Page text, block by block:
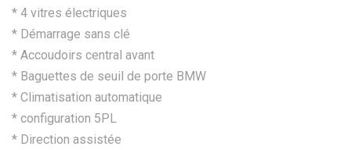
* ⁠4 vitres électriques
* Démarrage sans clé
* ⁠Accoudoirs central avant
*⁠ ⁠Baguettes de seuil de porte BMW
*⁠ ⁠Climatisation automatique
*⁠ ⁠configuration 5PL
*⁠ ⁠Direction assistée